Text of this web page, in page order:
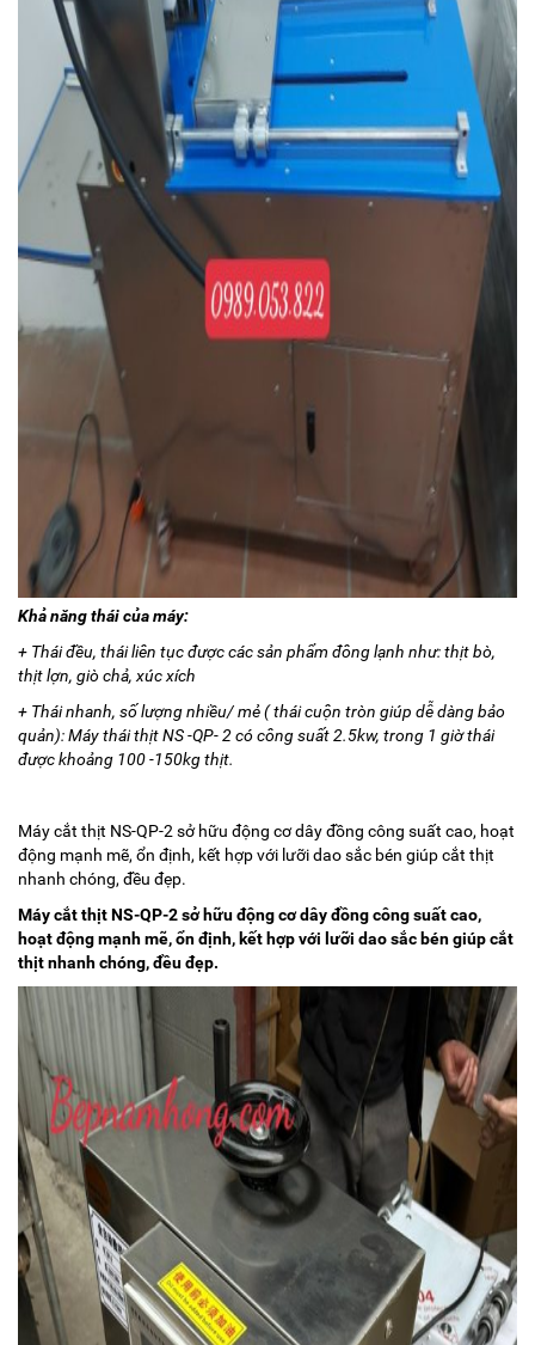
Khả năng thái của máy:
+ Thái đều, thái liên tục được các sản phẩm đông lạnh như: thịt bò,
thịt lợn, giò chả, xúc xích
+ Thái nhanh, số lượng nhiều/ mẻ ( thái cuộn tròn giúp dễ dàng bảo
quản): Máy thái thịt NS -QP- 2 có công suất 2.5kw, trong 1 giờ thái
được khoảng 100 -150kg thịt.
Máy cắt thịt NS-QP-2 sở hữu động cơ dây đồng công suất cao, hoạt
động mạnh mẽ, ổn định, kết hợp với lưỡi dao sắc bén giúp cắt thịt
nhanh chóng, đều đẹp.
Máy cắt thịt NS-QP-2 sở hữu động cơ dây đồng công suất cao,
hoạt động mạnh mẽ, ổn định, kết hợp với lưỡi dao sắc bén giúp cắt
thịt nhanh chóng, đều đẹp.